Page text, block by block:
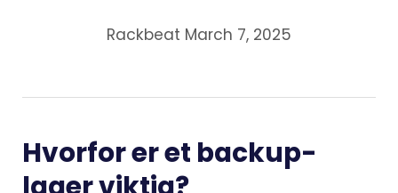
Rackbeat March 7, 2025
Hvorfor er et backup-